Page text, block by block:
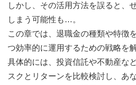
しかし、その活用方法を誤ると、
しまう可能性も…。
この章では、退職金の種類や特徴
つ効率的に運用するための戦略を
具体的には、投資信託や不動産な
スクとリターンを比較検討し、あ